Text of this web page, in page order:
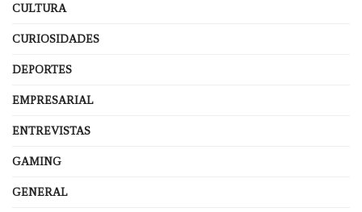
CULTURA
CURIOSIDADES
DEPORTES
EMPRESARIAL
ENTREVISTAS
GAMING
GENERAL